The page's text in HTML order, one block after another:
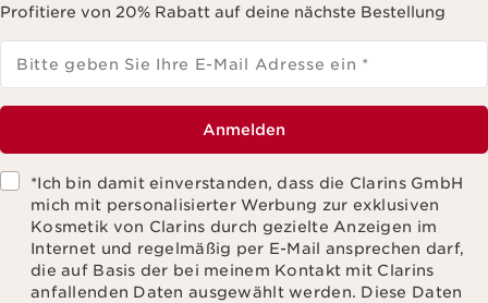
Profitiere von 20% Rabatt auf deine nächste Bestellung
Bitte geben Sie Ihre E-Mail Adresse ein *
Anmelden
*Ich bin damit einverstanden, dass die Clarins GmbH
mich mit personalisierter Werbung zur exklusiven
Kosmetik von Clarins durch gezielte Anzeigen im
Internet und regelmäßig per E-Mail ansprechen darf,
die auf Basis der bei meinem Kontakt mit Clarins
anfallenden Daten ausgewählt werden. Diese Daten